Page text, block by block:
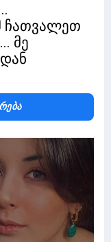
ჩათვალეთ
მე